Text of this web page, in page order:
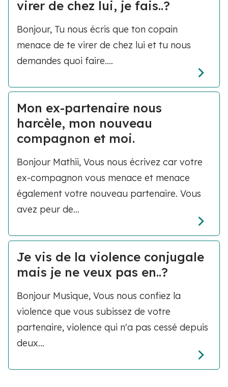
virer de chez lui, je fais..?
Bonjour, Tu nous écris que ton copain
menace de te virer de chez lui et tu nous
demandes quoi faire....
Mon ex-partenaire nous
harcèle, mon nouveau
compagnon et moi.
Bonjour Mathii, Vous nous écrivez car votre
ex-compagnon vous menace et menace
également votre nouveau partenaire. Vous
avez peur de...
Je vis de la violence conjugale
mais je ne veux pas en..?
Bonjour Musique, Vous nous confiez la
violence que vous subissez de votre
partenaire, violence qui n'a pas cessé depuis
deux...